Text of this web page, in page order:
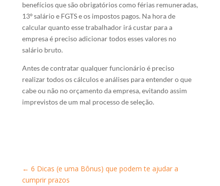
benefícios que são obrigatórios como férias remuneradas,
13º salário e FGTS e os impostos pagos. Na hora de
calcular quanto esse trabalhador irá custar para a
empresa é preciso adicionar todos esses valores no
salário bruto.
Antes de contratar qualquer funcionário é preciso
realizar todos os cálculos e análises para entender o que
cabe ou não no orçamento da empresa, evitando assim
imprevistos de um mal processo de seleção.
← 6 Dicas (e uma Bônus) que podem te ajudar a
cumprir prazos